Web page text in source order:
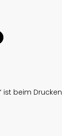
ist beim Drucken